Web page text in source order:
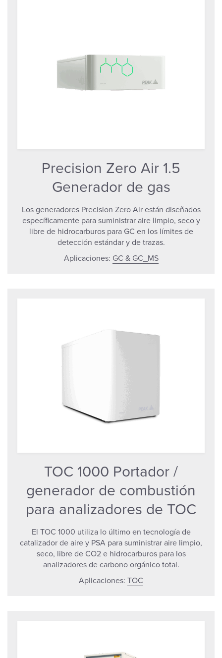
Precision Zero Air 1.5
Generador de gas
Los generadores Precision Zero Air están diseñados
específicamente para suministrar aire limpio, seco y
libre de hidrocarburos para GC en los límites de
detección estándar y de trazas.
Aplicaciones: GC & GC_MS
TOC 1000 Portador /
generador de combustión
para analizadores de TOC
El TOC 1000 utiliza lo último en tecnología de
catalizador de aire y PSA para suministrar aire limpio,
seco, libre de CO2 e hidrocarburos para los
analizadores de carbono orgánico total.
Aplicaciones: TOC